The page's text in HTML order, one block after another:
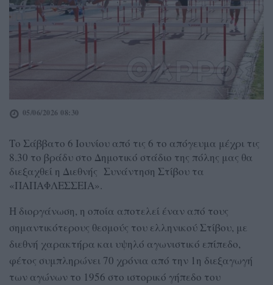
05/06/2026 08:30
Το Σάββατο 6 Ιουνίου από τις 6 το απόγευμα μέχρι τις
8.30 το βράδυ στο Δημοτικό στάδιο της πόλης μας θα
διεξαχθεί η Διεθνής Συνάντηση Στίβου τα
«ΠΑΠΑΦΛΕΣΣΕΙΑ».
Η διοργάνωση, η οποία αποτελεί έναν από τους
σημαντικότερους θεσμούς του ελληνικού Στίβου, με
διεθνή χαρακτήρα και υψηλό αγωνιστικό επίπεδο,
φέτος συμπληρώνει 70 χρόνια από την 1η διεξαγωγή
των αγώνων το 1956 στο ιστορικό γήπεδο του